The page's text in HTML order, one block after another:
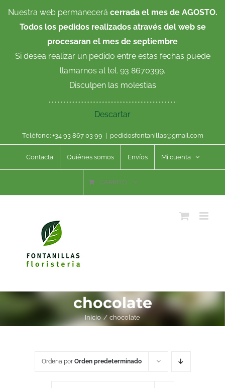
Nuestra web permanecerá cerrada el mes de AGOSTO.
Todos los pedidos realizados através del web se
procesaran el mes de septiembre
Si desea realizar un pedido entre estas fechas puede
llamarnos al tel. 93 8670399.
Disculpen las molestias
.....................................................................................
Descartar
Teléfono: +34 93 867 03 99 pedidosfontanillas@gmail.com
Contacta Quiénes somos Envíos Mi cuenta
CARRITO
chocolate
Inicio chocolate
Ordena por Orden predeterminado